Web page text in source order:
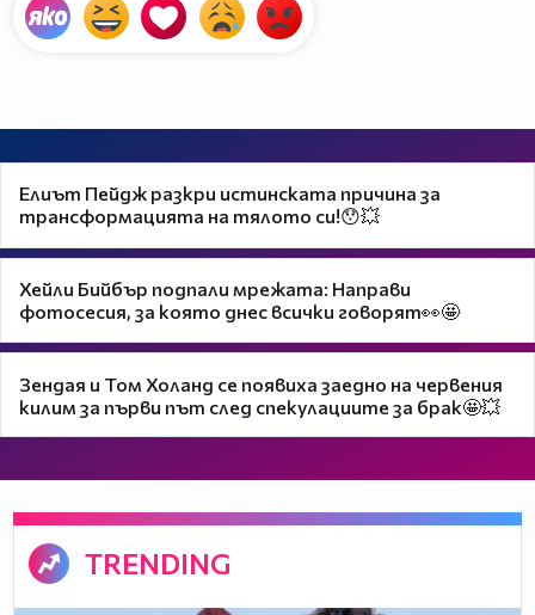
Елиът Пейдж разкри истинската причина за
трансформацията на тялото си!😯💥
Хейли Бийбър подпали мрежата: Направи
фотосесия, за която днес всички говорят👀🤩
Зендая и Том Холанд се появиха заедно на червения
килим за първи път след спекулациите за брак🤩💥
TRENDING